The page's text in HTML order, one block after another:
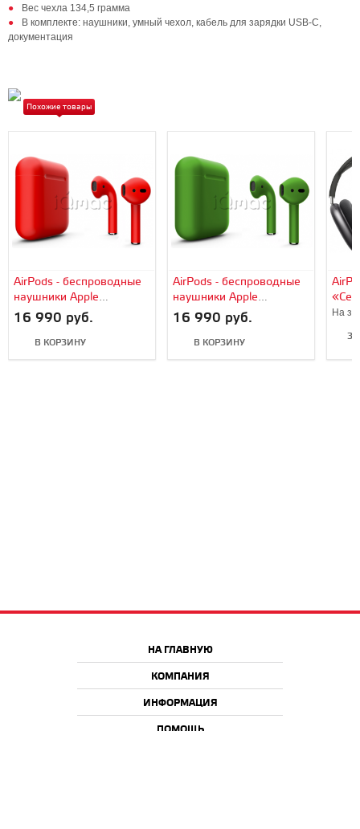
Вес чехла 134,5 грамма
В комплекте: наушники, умный чехол, кабель для зарядки USB‑C,
документация
Похожие товары
AirPods - беспроводные
наушники Apple
(Красный, матовый)
16 990 руб.
В КОРЗИНУ
AirPods - беспроводные
наушники Apple
(Зеленый, матовый)
16 990 руб.
В КОРЗИНУ
На
НА ГЛАВНУЮ
КОМПАНИЯ
ИНФОРМАЦИЯ
ПОМОЩЬ